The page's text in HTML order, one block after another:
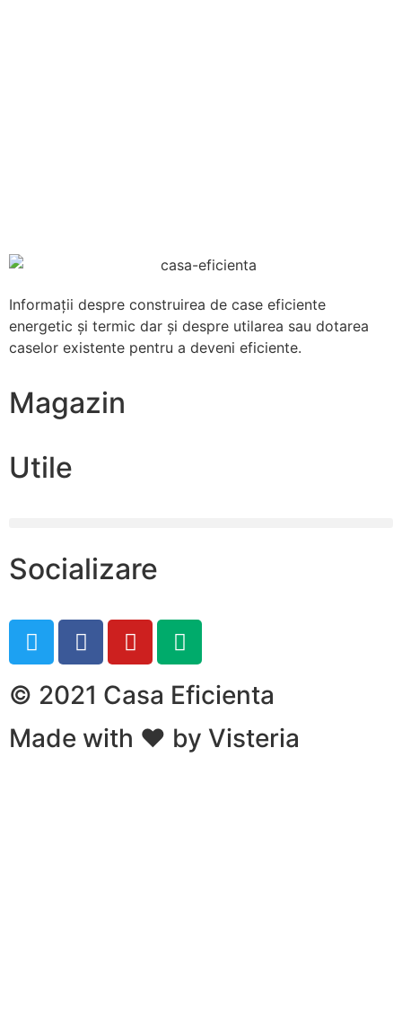
Informații despre construirea de case eficiente
energetic și termic dar și despre utilarea sau dotarea
caselor existente pentru a deveni eficiente.
Magazin
Utile
Socializare
© 2021 Casa Eficienta
Made with ❤ by Visteria